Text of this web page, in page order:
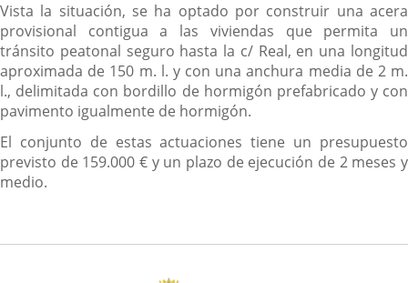
Vista la situación, se ha optado por construir una acera
provisional contigua a las viviendas que permita un
tránsito peatonal seguro hasta la c/ Real, en una longitud
aproximada de 150 m. l. y con una anchura media de 2 m.
l., delimitada con bordillo de hormigón prefabricado y con
pavimento igualmente de hormigón.
El conjunto de estas actuaciones tiene un presupuesto
previsto de 159.000 € y un plazo de ejecución de 2 meses y
medio.